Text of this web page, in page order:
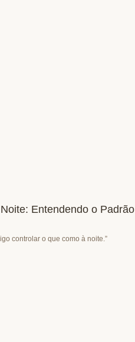
Entendendo o Padrão
controlar o que como à noite.”